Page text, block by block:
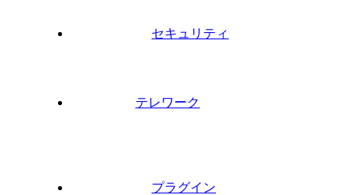
セキュリティ
テレワーク
プラグイン